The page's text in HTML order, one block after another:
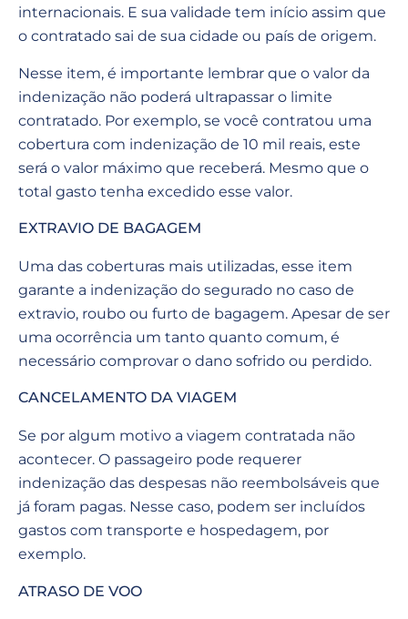
internacionais. E sua validade tem início assim que
o contratado sai de sua cidade ou país de origem.
Nesse item, é importante lembrar que o valor da
indenização não poderá ultrapassar o limite
contratado. Por exemplo, se você contratou uma
cobertura com indenização de 10 mil reais, este
será o valor máximo que receberá. Mesmo que o
total gasto tenha excedido esse valor.
EXTRAVIO DE BAGAGEM
Uma das coberturas mais utilizadas, esse item
garante a indenização do segurado no caso de
extravio, roubo ou furto de bagagem. Apesar de ser
uma ocorrência um tanto quanto comum, é
necessário comprovar o dano sofrido ou perdido.
CANCELAMENTO DA VIAGEM
Se por algum motivo a viagem contratada não
acontecer. O passageiro pode requerer
indenização das despesas não reembolsáveis que
já foram pagas. Nesse caso, podem ser incluídos
gastos com transporte e hospedagem, por
exemplo.
ATRASO DE VOO